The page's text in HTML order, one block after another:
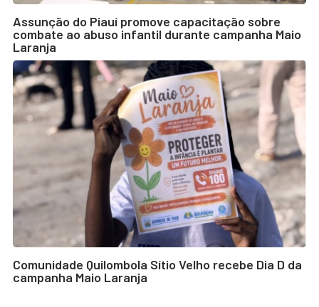
Assunção do Piauí promove capacitação sobre
combate ao abuso infantil durante campanha Maio
Laranja
Comunidade Quilombola Sítio Velho recebe Dia D da
campanha Maio Laranja